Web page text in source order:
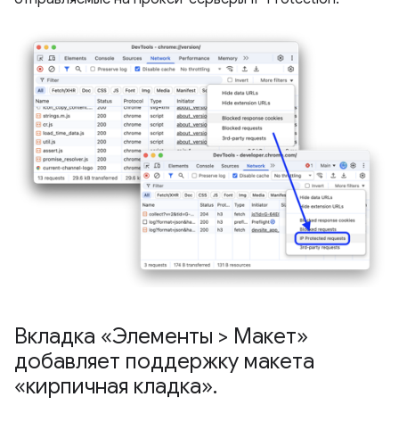
Вкладка «Элементы > Макет»
добавляет поддержку макета
«кирпичная кладка».